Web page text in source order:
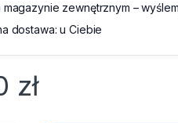
magazynie zewnętrznym –
dostawa:u Ciebie
zł